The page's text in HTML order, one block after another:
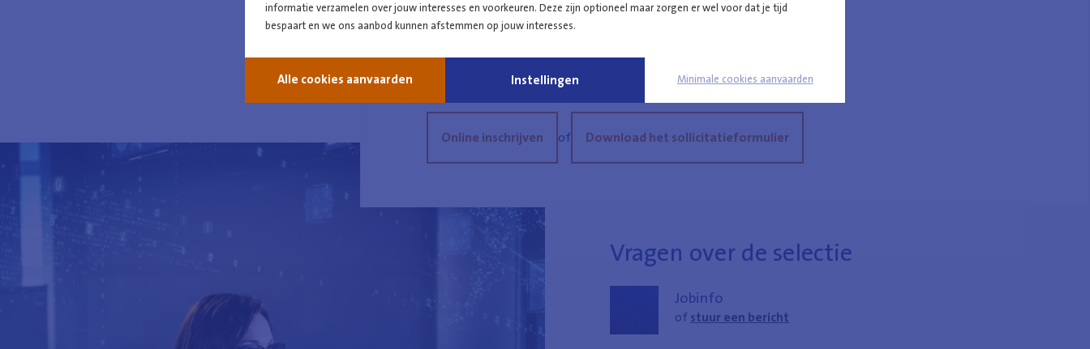
informatie verzamelen over jouw interesses en voorkeuren. Deze zijn optioneel maar zorgen er wel voor dat je tijd
bespaart en we ons aanbod kunnen afstemmen op jouw interesses.
Alle cookies aanvaarden Instellingen Minimale cookies aanvaarden
Online inschrijven of Download het sollicitatieformulier
Vragen over de selectie
Jobinfo
of stuur een bericht